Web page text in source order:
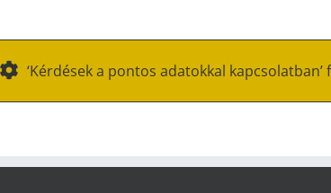
‘Kérdések a pontos adatokkal